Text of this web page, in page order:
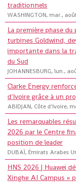
traditionnels
WASHINGTON, mar.,
La première phase
turbines Goldwind,
importante dans la
du Sud
JOHANNESBURG, lun.,
Clarke Energy
d'Ivoire grâce à un
ABIDJAN, Côte d'Ivoire,
Les remarquables
2026 par le Centre
position de leader
DUBAÏ, Émirats Arabes
HNS 2026 | Huawei
Xinghe AI Campus »